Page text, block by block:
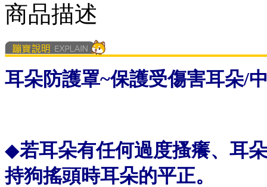
商品描述
耳朵防護罩~保護受傷害耳朵/
◆若耳朵有任何過度搔癢、耳
持狗搖頭時耳朵的平正。